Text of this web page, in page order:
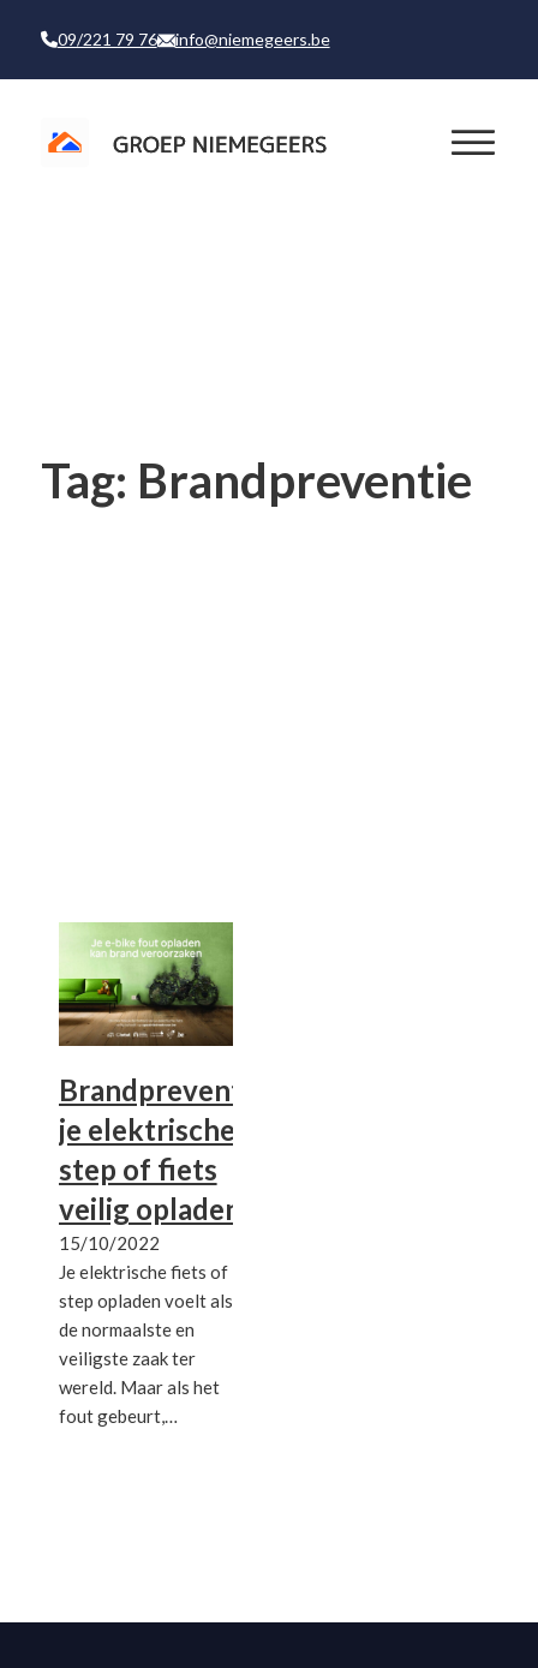
09/221 79 76 info@niemegeers.be
Tag: Brandpreventie
Brandpreventie:
je elektrische
step of fiets
veilig opladen
15/10/2022
Je elektrische fiets of
step opladen voelt als
de normaalste en
veiligste zaak ter
wereld. Maar als het
fout gebeurt,…